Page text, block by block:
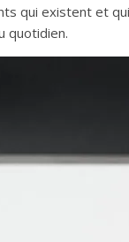
qui existent et
quotidien.